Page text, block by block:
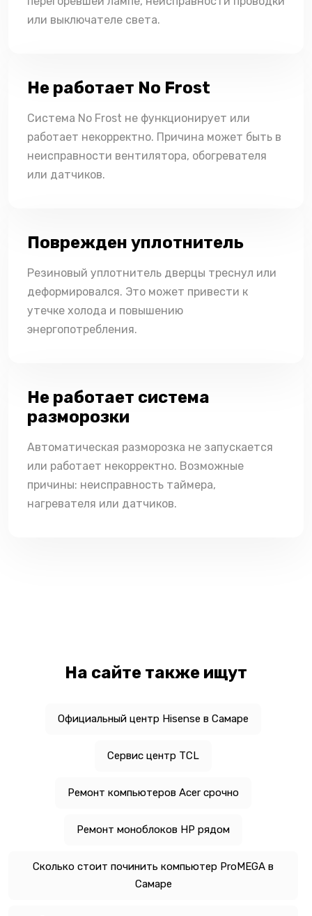
или выключателе света.
Не работает No Frost
Система No Frost не функционирует или
работает некорректно. Причина может быть в
неисправности вентилятора, обогревателя
или датчиков.
Поврежден уплотнитель
Резиновый уплотнитель дверцы треснул или
деформировался. Это может привести к
утечке холода и повышению
энергопотребления.
Не работает система
разморозки
Автоматическая разморозка не запускается
или работает некорректно. Возможные
причины: неисправность таймера,
нагревателя или датчиков.
На сайте также ищут
Официальный центр Hisense в Самаре
Сервис центр TCL
Ремонт компьютеров Acer срочно
Ремонт моноблоков HP рядом
Сколько стоит починить компьютер ProMEGA в
Самаре